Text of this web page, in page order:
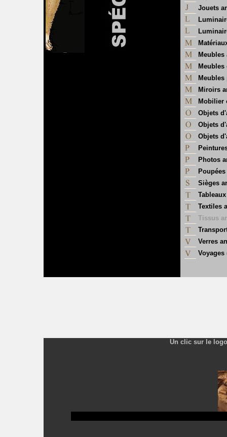
Jouets
Meubles
Meubles
Meubles
Miroirs
Mobilier
Objets
Objets
Objets
Photos
Sièges
Textiles
Tissus
Verres
Voyages
Un clic sur le